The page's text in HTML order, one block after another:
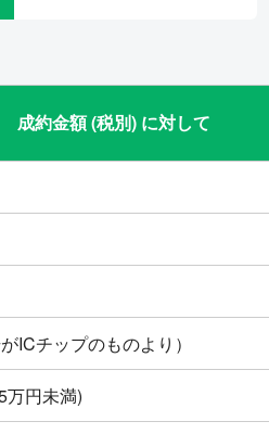
成約金額 (税別) に対して
ICチップのものより）
万円未満)